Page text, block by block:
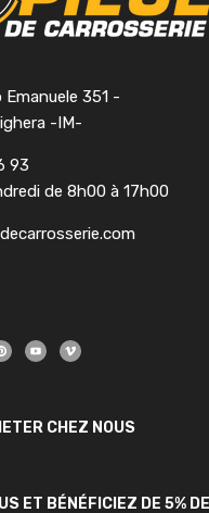
351 -
-IM-
93
de 8h00 à 17h00
CHEZ NOUS
ET BÉNÉFICIEZ DE 5%